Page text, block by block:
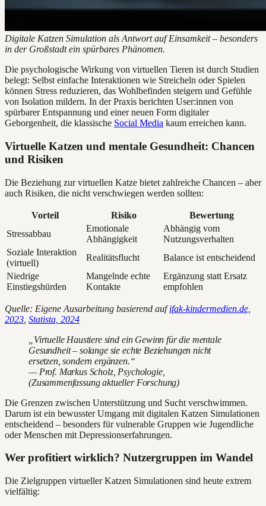
Digitale Katzen Simulation als Antwort auf Einsamkeit – besonders
in der Großstadt ein spürbares Phänomen.
Die psychologische Wirkung von virtuellen Tieren ist durch Studien
belegt: Selbst einfache Interaktionen wie Streicheln oder Spielen
können Stress reduzieren, das Wohlbefinden steigern und Gefühle
von Isolation mildern. In der Praxis berichten User:innen von
spürbarer Entspannung und einer neuen Form digitaler
Geborgenheit, die klassische Social Media kaum erreichen kann.
Virtuelle Katzen und mentale Gesundheit: Chancen
und Risiken
Die Beziehung zur virtuellen Katze bietet zahlreiche Chancen – aber
auch Risiken, die nicht verschwiegen werden sollten:
Vorteil Risiko
Bewertung
Stressabbau
Emotionale
Abhängigkeit
Abhängig vom
Nutzungsverhalten
Soziale Interaktion
(virtuell)
Realitätsflucht
Balance ist entscheidend
Niedrige
Einstiegshürden
Mangelnde echte
Kontakte
Ergänzung statt Ersatz
empfohlen
Quelle: Eigene Ausarbeitung basierend aufifak-kindermedien.de,
2023 Statista, 2024
„Virtuelle Haustiere sind ein Gewinn für die mentale
Gesundheit – solange sie echte Beziehungen nicht
ersetzen, sondern ergänzen.“
— Prof. Markus Scholz, Psychologie,
(Zusammenfassung aktueller Forschung)
Die Grenzen zwischen Unterstützung und Sucht verschwimmen.
Darum ist ein bewusster Umgang mit digitalen Katzen Simulationen
entscheidend – besonders für vulnerable Gruppen wie Jugendliche
oder Menschen mit Depressionserfahrungen.
Wer profitiert wirklich? Nutzergruppen im Wandel
Die Zielgruppen virtueller Katzen Simulationen sind heute extrem
vielfältig: